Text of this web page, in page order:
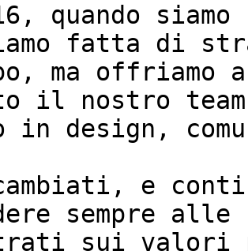
quando
fatta di
ma offriamo
il nostro
in design,
e
sempre alle
sui valori